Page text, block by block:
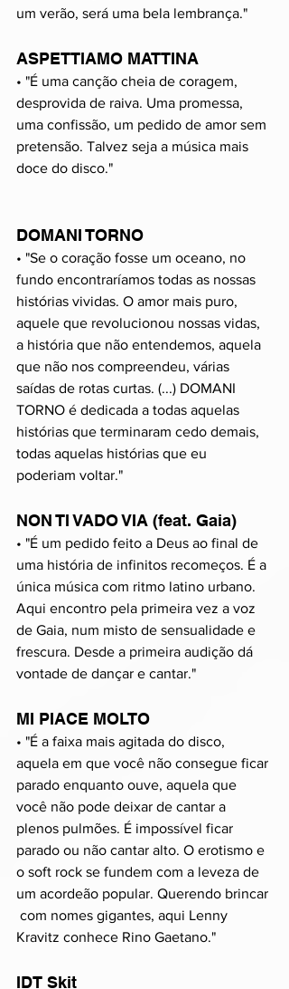
um verão, será uma bela lembrança."
ASPETTIAMO MATTINA
• "É uma canção cheia de coragem,
desprovida de raiva. Uma promessa,
uma confissão, um pedido de amor sem
pretensão. Talvez seja a música mais
doce do disco."
DOMANI TORNO
• "Se o coração fosse um oceano, no
fundo encontraríamos todas as nossas
histórias vividas. O amor mais puro,
aquele que revolucionou nossas vidas,
a história que não entendemos, aquela
que não nos compreendeu, várias
saídas de rotas curtas. (...) DOMANI
TORNO é dedicada a todas aquelas
histórias que terminaram cedo demais,
todas aquelas histórias que eu
poderiam voltar."
NON TI VADO VIA (feat. Gaia)
• "É um pedido feito a Deus ao final de
uma história de infinitos recomeços. É a
única música com ritmo latino urbano.
Aqui encontro pela primeira vez a voz
de Gaia, num misto de sensualidade e
frescura. Desde a primeira audição dá
vontade de dançar e cantar."
MI PIACE MOLTO
• "É a faixa mais agitada do disco,
aquela em que você não consegue ficar
parado enquanto ouve, aquela que
você não pode deixar de cantar a
plenos pulmões. É impossível ficar
parado ou não cantar alto. O erotismo e
o soft rock se fundem com a leveza de
um acordeão popular. Querendo brincar
com nomes gigantes, aqui Lenny
Kravitz conhece Rino Gaetano."
IDT Skit